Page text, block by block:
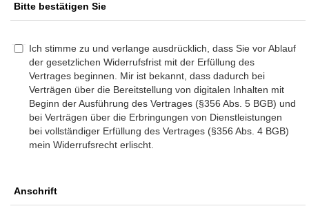
Bitte bestätigen Sie
Ich stimme zu und verlange ausdrücklich, dass Sie vor Ablauf
der gesetzlichen Widerrufsfrist mit der Erfüllung des
Vertrages beginnen. Mir ist bekannt, dass dadurch bei
Verträgen über die Bereitstellung von digitalen Inhalten mit
Beginn der Ausführung des Vertrages (§356 Abs. 5 BGB) und
bei Verträgen über die Erbringungen von Dienstleistungen
bei vollständiger Erfüllung des Vertrages (§356 Abs. 4 BGB)
mein Widerrufsrecht erlischt.
Anschrift